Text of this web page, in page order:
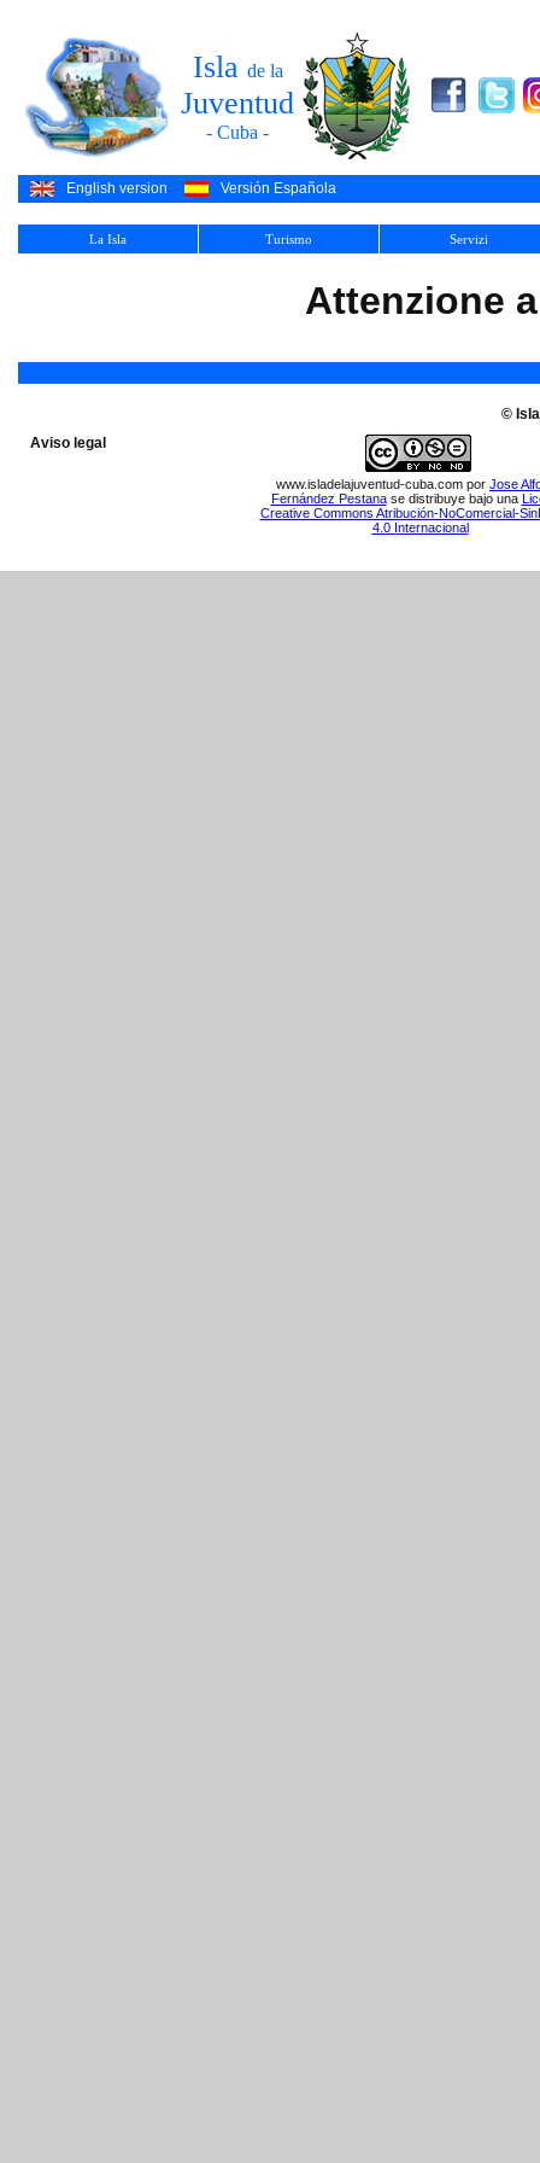
Isla de la
Juventud
- Cuba -
English version Versión Española
La Isla Turismo Servizi
Attenzione
©
Aviso legal
www.isladelajuventud-cuba.com por Jose
Fernández Pestanase distribuye bajo una
Creative Commons Atribución-NoComercial-
4.0 Internacional